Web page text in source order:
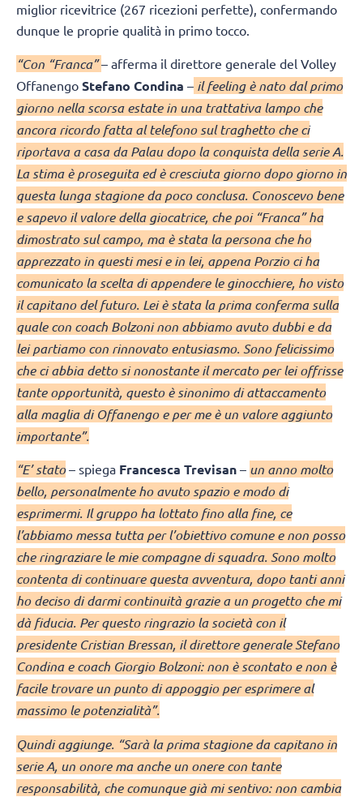
miglior ricevitrice (267 ricezioni perfette), confermando
dunque le proprie qualità in primo tocco.
“Con “Franca”– afferma il direttore generale del Volley
Offanengo Stefano Condina – il feeling è nato dal primo
giorno nella scorsa estate in una trattativa lampo che
ancora ricordo fatta al telefono sul traghetto che ci
riportava a casa da Palau dopo la conquista della serie A.
La stima è proseguita ed è cresciuta giorno dopo giorno in
questa lunga stagione da poco conclusa. Conoscevo bene
e sapevo il valore della giocatrice, che poi “Franca” ha
dimostrato sul campo, ma è stata la persona che ho
apprezzato in questi mesi e in lei, appena Porzio ci ha
comunicato la scelta di appendere le ginocchiere, ho visto
il capitano del futuro. Lei è stata la prima conferma sulla
quale con coach Bolzoni non abbiamo avuto dubbi e da
lei partiamo con rinnovato entusiasmo. Sono felicissimo
che ci abbia detto si nonostante il mercato per lei offrisse
tante opportunità, questo è sinonimo di attaccamento
alla maglia di Offanengo e per me è un valore aggiunto
importante”.
“E’ stato– spiega Francesca Trevisan – un anno molto
bello, personalmente ho avuto spazio e modo di
esprimermi. Il gruppo ha lottato fino alla fine, ce
l’abbiamo messa tutta per l’obiettivo comune e non posso
che ringraziare le mie compagne di squadra. Sono molto
contenta di continuare questa avventura, dopo tanti anni
ho deciso di darmi continuità grazie a un progetto che mi
dà fiducia. Per questo ringrazio la società con il
presidente Cristian Bressan, il direttore generale Stefano
Condina e coach Giorgio Bolzoni: non è scontato e non è
facile trovare un punto di appoggio per esprimere al
massimo le potenzialità”.
Quindi aggiunge. “Sarà la prima stagione da capitano in
serie A, un onore ma anche un onere con tante
responsabilità, che comunque già mi sentivo: non cambia